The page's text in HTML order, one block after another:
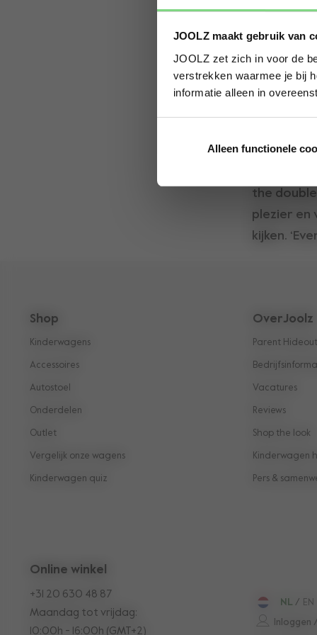
JOOLZ maakt gebruik van
JOOLZ zet zich in voor de
verstrekken waarmee je bij
informatie alleen in
Alleen functionele
Wauw,
the
plezier en
kijken.
win-
Onze
ouders
slechts
aparte
de wieg
namelijk
Shop
Kinderwagens
Accessoires
Autostoel
Onderdelen
Outlet
Vergelijk onze wagens
Kinderwagen quiz
OverJoolz
Parent Hideout
Vacatures
Reviews
Shop the look
Kinderwagen
Pers &
Inloggen
EN
/
NL
Online winkel
+31 20 630 48 87
Maandag tot vrijdag:
10:00h - 16:00h (GMT+2)